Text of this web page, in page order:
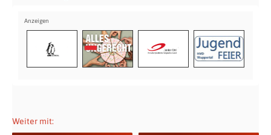
Weiter mit: